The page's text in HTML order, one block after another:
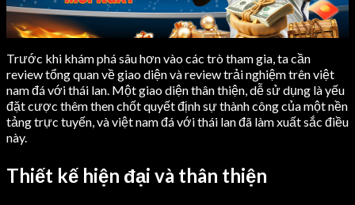
Trước khi khám phá sâu hơn vào các trò tham gia, ta cần
review tổng quan về giao diện và review trải nghiệm trên việt
nam đá với thái lan. Một giao diện thân thiện, dễ sử dụng là yếu
đặt cược thêm then chốt quyết định sự thành công của một nền
tảng trực tuyến, và việt nam đá với thái lan đã làm xuất sắc điều
này.
Thiết kế hiện đại và thân thiện